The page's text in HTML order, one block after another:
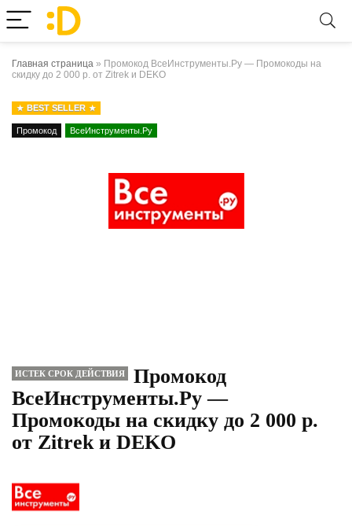
Главная страница » Промокод ВсеИнструменты.Ру — Промокоды на
скидку до 2 000 р. от Zitrek и DEKO
BEST SELLER
Промокод ВсеИнструменты.Ру
ИСТЕК СРОК ДЕЙСТВИЯ
Промокод
ВсеИнструменты.Ру —
Промокоды на скидку до 2 000 р.
от Zitrek и DEKO